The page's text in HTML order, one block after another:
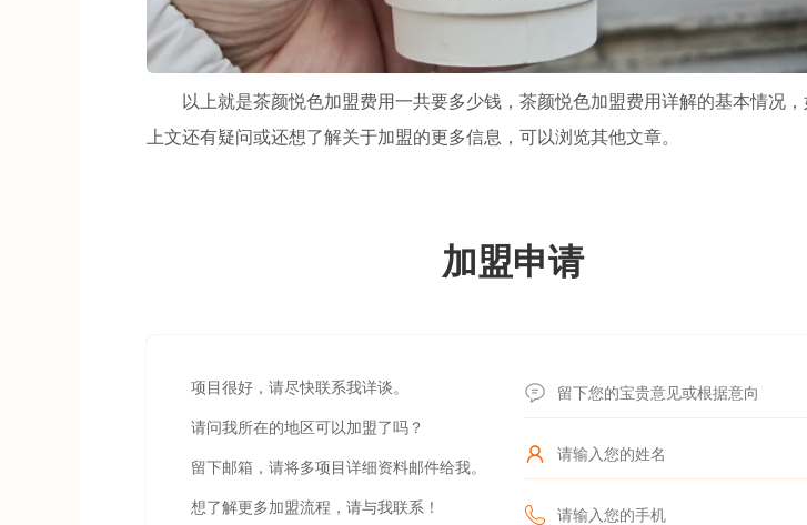
以上就是茶颜悦色加盟费用一共要多少钱，茶颜悦色加盟费用详解的基本情况，
上文还有疑问或还想了解关于加盟的更多信息，可以浏览其他文章。
加盟申请
项目很好，请尽快联系我详谈。
请问我所在的地区可以加盟了吗？
留下邮箱，请将多项目详细资料邮件给我。
想了解更多加盟流程，请与我联系！